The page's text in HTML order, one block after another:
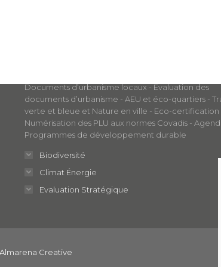
Documents d’urbanisme locaux - Évaluation des
documents d’urbanisme - AEU et éco-quartiers -
verte et bleue et Nature en ville - Eco-certification
Numérisation des PLU aux normes Covadis -
Programmes de développement durable
Biodiversité
Climat Énergie
Evaluation Stratégique
Almarena Creative